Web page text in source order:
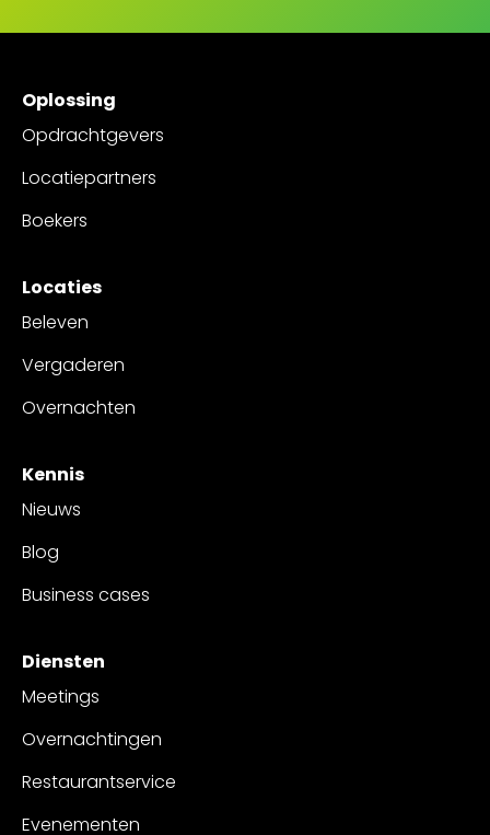
Oplossing
Opdrachtgevers
Locatiepartners
Boekers
Locaties
Beleven
Vergaderen
Overnachten
Kennis
Nieuws
Blog
Business cases
Diensten
Meetings
Overnachtingen
Restaurantservice
Evenementen